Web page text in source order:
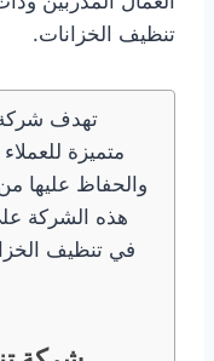
تنظيف الخزانات.
تهدف
متميزة
والحفاظ عليها
هذه الشركة
في تنظيف